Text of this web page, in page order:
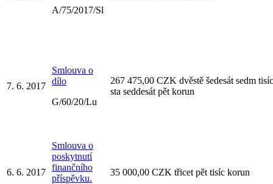
A/75/2017/Sl
7. 6. 2017
Smlouva o
dílo
G/60/20/Lu
267 475,00 CZK dvěstě šedesát sedm
sta seddesát pět korun
6. 6. 2017
Smlouva o
poskytnutí
finančního
příspěvku.
35 000,00 CZK třicet pět tisíc korun